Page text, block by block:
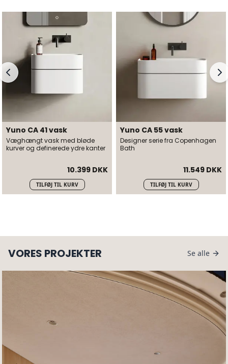
Yuno CA 41 vask
Væghængt vask med bløde
kurver og definerede ydre kanter
10.399 DKK
TILFØJ TIL KURV
Yuno CA 55 vask
Designer serie fra Copenhagen
Bath
11.549 DKK
TILFØJ TIL KURV
VORES PROJEKTER Se alle